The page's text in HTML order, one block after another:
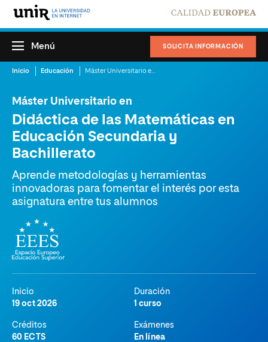
SOLICITA INFORMACIÓN
Menú
Inicio Educación
Máster Universitario en
Didáctica de las Matemáticas en
Educación Secundaria y
Bachillerato
Aprende metodologías y herramientas
innovadoras para fomentar el interés por esta
asignatura entre tus alumnos
Inicio
19 oct 2026
Duración
1 curso
Créditos
60 ECTS
Exámenes
En línea